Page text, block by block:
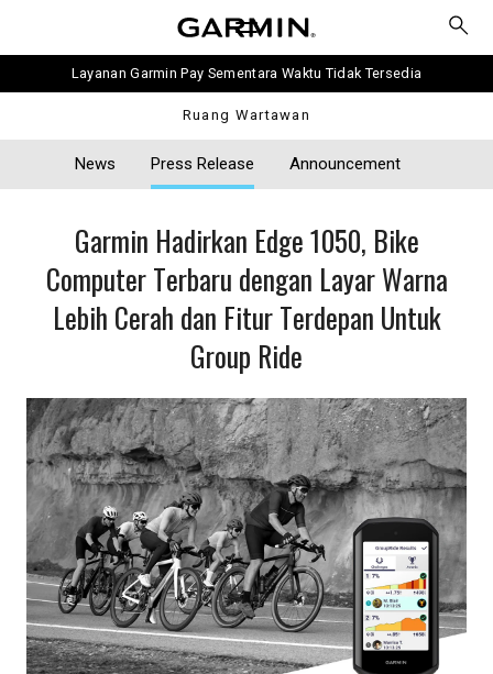
Layanan Garmin Pay Sementara Waktu Tidak Tersedia
Ruang Wartawan
News Press Release Announcement
Garmin Hadirkan Edge 1050, Bike
Computer Terbaru dengan Layar Warna
Lebih Cerah dan Fitur Terdepan Untuk
Group Ride